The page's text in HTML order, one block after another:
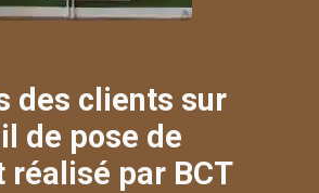
des clients sur
de pose de
réalisé par BCT